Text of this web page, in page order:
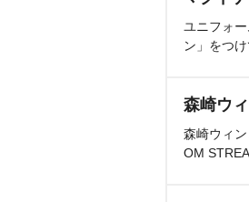
ユニフォ
ン」をつ
森崎ウ
森崎ウィ
OM